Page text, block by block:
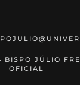
BISPO JÚLIO
OFICIAL